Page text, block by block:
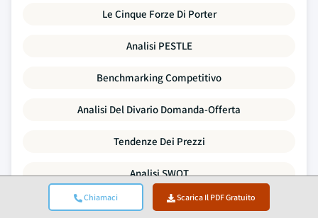
Chiamaci Scarica Il PDF Gratuito
Le Cinque Forze Di Porter
Analisi PESTLE
Benchmarking Competitivo
Analisi Del Divario Domanda-Offerta
Tendenze Dei Prezzi
Analisi SWOT
Attività Di Fusioni E Acquisizioni